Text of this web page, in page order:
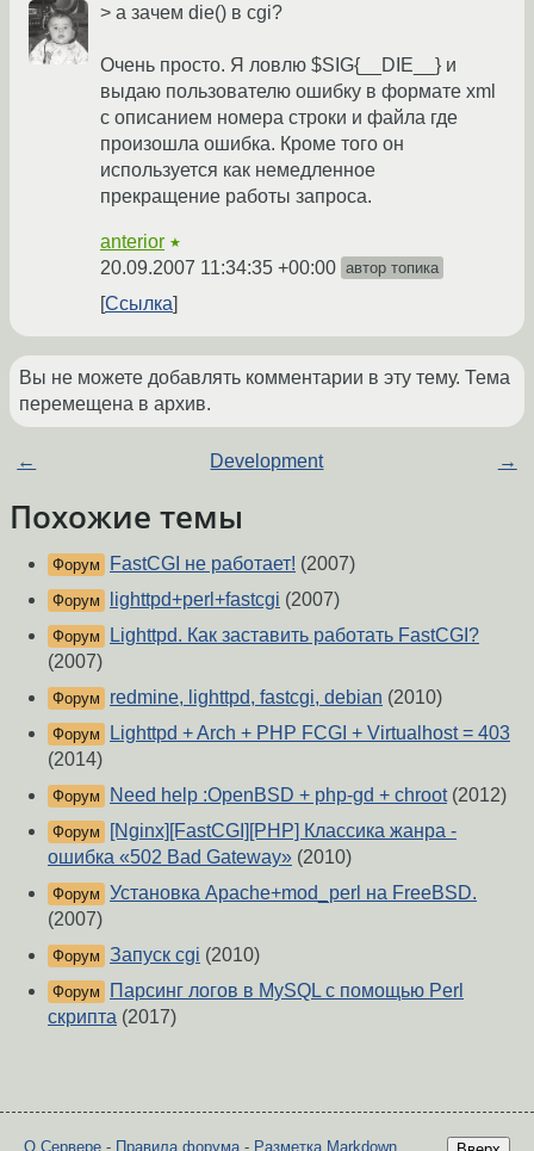
> а зачем die() в cgi?
Очень просто. Я ловлю $SIG{__DIE__} и
выдаю пользователю ошибку в формате xml
с описанием номера строки и файла где
произошла ошибка. Кроме того он
используется как немедленное
прекращение работы запроса.
anterior ★
20.09.2007 11:34:35 +00:00 автор топика
Ссылка
Вы не можете добавлять комментарии в эту тему. Тема
перемещена в архив.
← Development →
Похожие темы
Форум FastCGI не работает! (2007)
Форум lighttpd+perl+fastcgi (2007)
Форум
Lighttpd. Как заставить работать FastCGI?
(2007)
Форум redmine, lighttpd, fastcgi, debian (2010)
Форум
Lighttpd + Arch + PHP FCGI + Virtualhost = 403
(2014)
Форум Need help :OpenBSD + php-gd + chroot(2012)
Форум
[Nginx][FastCGI][PHP] Классика жанра -
ошибка «502 Bad Gateway» (2010)
Форум Установка Apache+mod_perl на FreeBSD.
(2007)
Форум Запуск cgi (2010)
Форум
Парсинг логов в MySQL с помощью Perl
скрипта (2017)
О Сервере - Правила форума - Разметка Markdown